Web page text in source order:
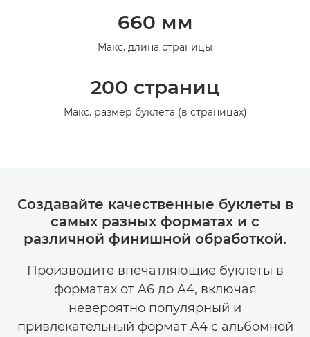
660 мм
Макс. длина страницы
200 страниц
Макс. размер буклета (в страницах)
Создавайте качественные буклеты в
самых разных форматах и с
различной финишной обработкой.
Производите впечатляющие буклеты в
форматах от A6 до A4, включая
невероятно популярный и
привлекательный формат A4 с альбомной